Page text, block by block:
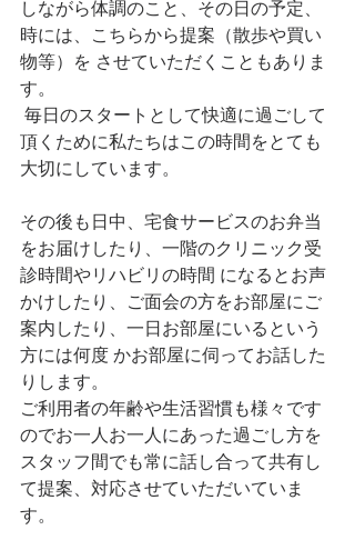
しながら体調のこと、その日の予定、
時には、こちらから提案（散歩や買い
物等）を させていただくこともありま
す。
頂くために私たちはこの時間をとても
大切にしています。
その後も日中、宅食サービスのお弁当
をお届けしたり、一階のクリニック受
診時間やリハビリの時間 になるとお声
かけしたり、ご面会の方をお部屋にご
案内したり、一日お部屋にいるという
方には何度 かお部屋に伺ってお話した
りします。
ご利用者の年齢や生活習慣も様々です
のでお一人お一人にあった過ごし方を
スタッフ間でも常に話し合って共有し
て提案、対応させていただいていま
す。